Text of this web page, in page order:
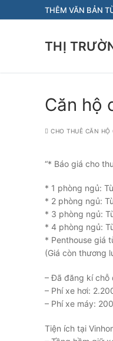
đến
THÊM VĂN BẢN
THỊ
Căn hộ
CHO THUÊ CĂN HỘ
“* Báo giá cho
* 1 phòng ngủ:
* 2 phòng ngủ:
* 3 phòng ngủ:
* 4 phòng ngủ:
* Penthouse giá
(Giá còn thương
– Đã đăng kí chỗ
– Phí xe hơi:
– Phí xe máy:
Tiện ích tại